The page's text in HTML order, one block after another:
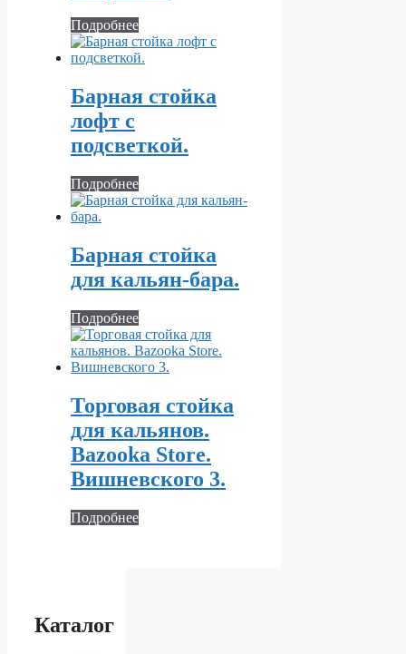
Подробнее
Барная стойка
лофт с
подсветкой.
Подробнее
Барная стойка
для кальян-бара.
Подробнее
Торговая стойка
для кальянов.
Bazooka Store.
Вишневского 3.
Подробнее
Каталог